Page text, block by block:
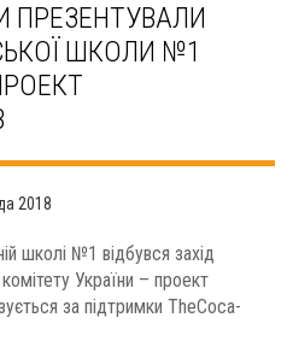
ПРЕЗЕНТУВАЛИ
ШКОЛИ №1
2018
школі №1 відбувся захід
України – проект
за підтримки TheCoca-